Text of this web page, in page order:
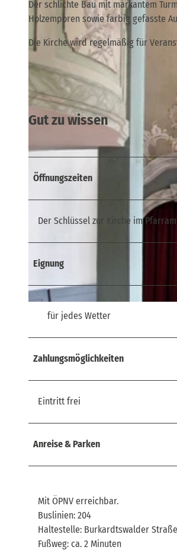
Der schlichte Bau mit markantem
Holzemporen sowie farbig gefasste
Die Kirche wird regelmäßig für
Gut zu wissen
Öffnungszeiten
Der Schlüssel zur Kirche im
Eignung
für jedes Wetter
Zahlungsmöglichkeiten
Eintritt frei
Anreise & Parken
Mit ÖPNV erreichbar.
Buslinien: 204
Haltestelle: Burkardtswalder Straße
Fußweg: ca. 2 Minuten